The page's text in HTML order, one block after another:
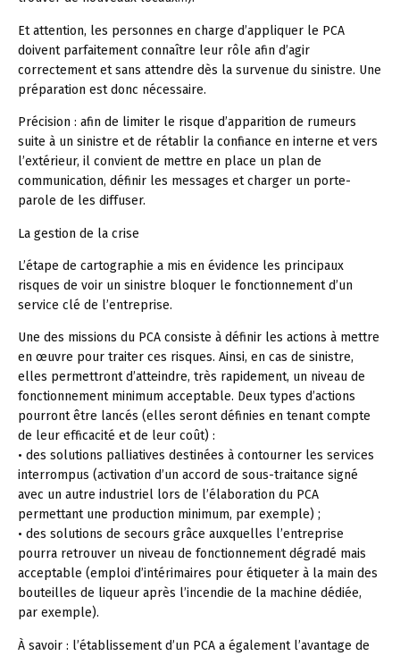
Et attention, les personnes en charge d’appliquer le PCA
doivent parfaitement connaître leur rôle afin d’agir
correctement et sans attendre dès la survenue du sinistre. Une
préparation est donc nécessaire.
Précision : afin de limiter le risque d’apparition de rumeurs
suite à un sinistre et de rétablir la confiance en interne et vers
l’extérieur, il convient de mettre en place un plan de
communication, définir les messages et charger un porte-
parole de les diffuser.
La gestion de la crise
L’étape de cartographie a mis en évidence les principaux
risques de voir un sinistre bloquer le fonctionnement d’un
service clé de l’entreprise.
Une des missions du PCA consiste à définir les actions à mettre
en œuvre pour traiter ces risques. Ainsi, en cas de sinistre,
elles permettront d’atteindre, très rapidement, un niveau de
fonctionnement minimum acceptable. Deux types d’actions
pourront être lancés (elles seront définies en tenant compte
de leur efficacité et de leur coût) :
• des solutions palliatives destinées à contourner les services
interrompus (activation d’un accord de sous-traitance signé
avec un autre industriel lors de l’élaboration du PCA
permettant une production minimum, par exemple) ;
• des solutions de secours grâce auxquelles l’entreprise
pourra retrouver un niveau de fonctionnement dégradé mais
acceptable (emploi d’intérimaires pour étiqueter à la main des
bouteilles de liqueur après l’incendie de la machine dédiée,
par exemple).
À savoir : l’établissement d’un PCA a également l’avantage de